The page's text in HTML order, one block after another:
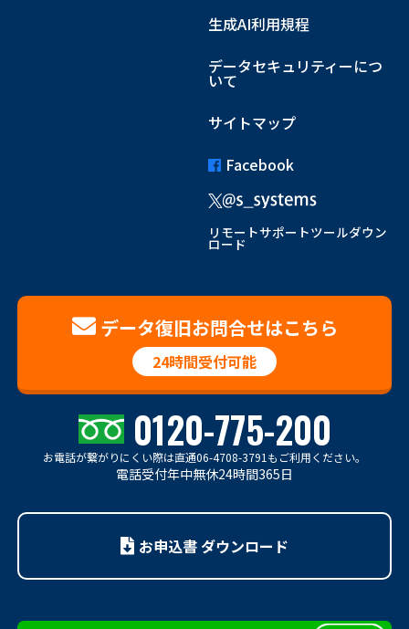
生成AI利用規程
データセキュリティーにつ
いて
サイトマップ
Facebook
リモートサポートツールダウン
ロード
データ復旧お問合せはこちら
24時間受付可能
0120-775-200
お電話が繋がりにくい際は直通06-4708-3791もご利用ください。
電話受付年中無休24時間365日
お申込書 ダウンロード